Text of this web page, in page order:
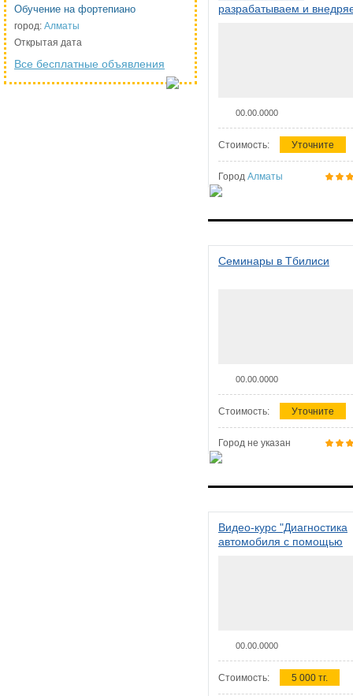
Обучение на фортепиано
город: Алматы
Открытая дата
Все бесплатные объявления
разрабатываем и
00.00.0000
Стоимость: Уточните
Город Алматы
Семинары в Тбилиси
00.00.0000
Стоимость: Уточните
Город не указан
Видео-курс "Диагностика
автомобиля с помощью
00.00.0000
Стоимость: 5 000 тг.